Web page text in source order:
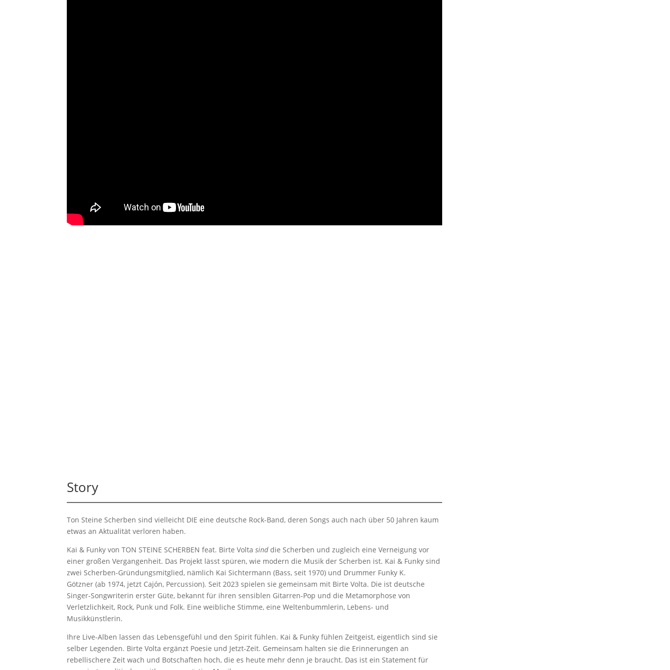
Story
Ton Steine Scherben sind vielleicht DIE eine deutsche Rock-Band, deren Songs auch nach über 50 Jahren kaum
etwas an Aktualität verloren haben.
Kai & Funky von TON STEINE SCHERBEN feat. Birte Voltasinddie Scherben und zugleich eine Verneigung vor
einer großen Vergangenheit. Das Projekt lässt spüren, wie modern die Musik der Scherben ist. Kai & Funky sind
zwei Scherben-Gründungsmitglied, nämlich Kai Sichtermann (Bass, seit 1970) und Drummer Funky K.
Götzner (ab 1974, jetzt Cajón, Percussion). Seit 2023 spielen sie gemeinsam mit Birte Volta. Die ist deutsche
Singer-Songwriterin erster Güte, bekannt für ihren sensiblen Gitarren-Pop und die Metamorphose von
Verletzlichkeit, Rock, Punk und Folk. Eine weibliche Stimme, eine Weltenbummlerin, Lebens- und
Musikkünstlerin.
Ihre Live-Alben lassen das Lebensgefühl und den Spirit fühlen. Kai & Funky fühlen Zeitgeist, eigentlich sind sie
selber Legenden. Birte Volta ergänzt Poesie und Jetzt-Zeit. Gemeinsam halten sie die Erinnerungen an
rebellischere Zeit wach und Botschaften hoch, die es heute mehr denn je braucht. Das ist ein Statement für